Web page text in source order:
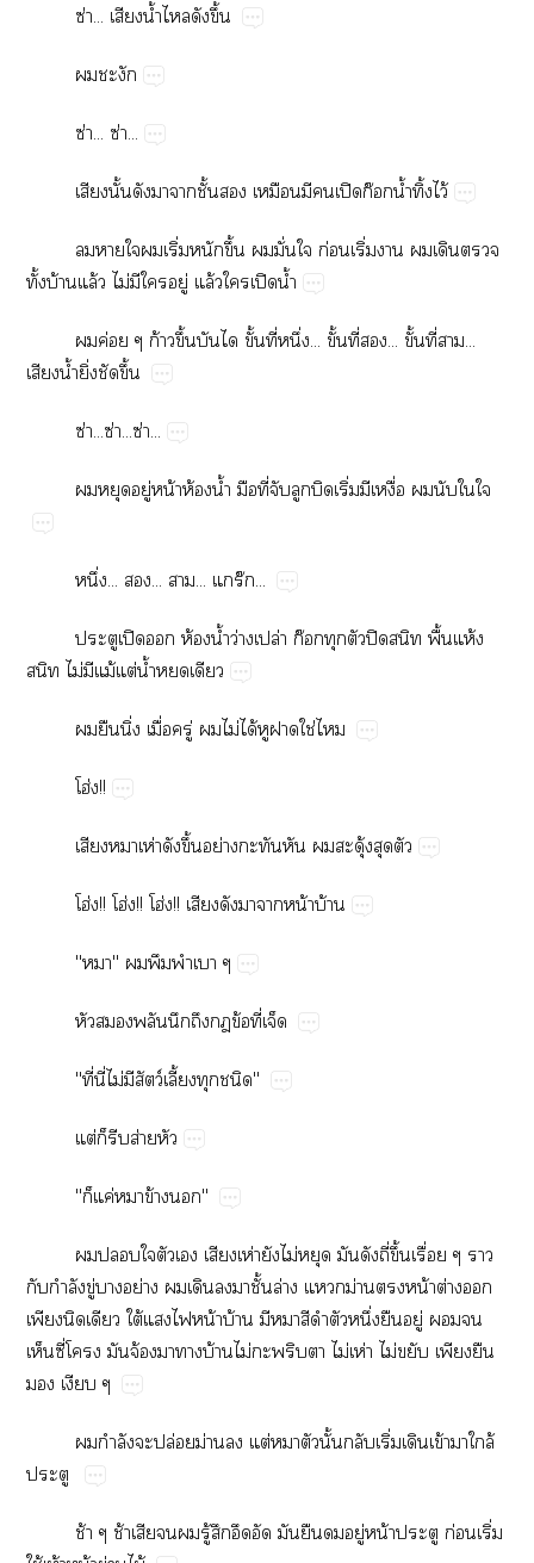
ซ่...​​น้ำ​​​ึ้
​
ซ่...​ซ่...
​ั้​​​​ั้​​​​​ปิ​ก๊​น้ำ​ิ้​ไว้
​​​​ิ่​​ึ้​​ั่​​ก่​ิ่​​​​​
ั้​บ้​ล้​ไม่​​​ู่​ล้​​ปิ​น้ำ
​ค่​ก้​ึ้​​ั้​ี่​ึ่...​ั้​ี่​...​ั้​ี่​...​
​น้ำ​ิ่​​ึ้
ซ่...ซ่...ซ่...
​​ู่​น้​ห้​น้ำ​​ี่​​​​ิ่​​ื่​​​​
ึ่...​...​...​ร๊...
​ปิ​​ห้​น้ำ​ว่​ปล่​ก๊​​​ปิ​​ื้​ห้​
​ไม่​​ม้​ต่​น้ำ​​
​​ิ่​ื่​ู่​​ไม่​ได้​​​ใช่​
โฮ่!!
​​ห่​​ึ้​ย่​​​​​ุ้​​
โฮ่!!​โฮ่!!​โฮ่!!​​​​​น้​บ้
""​​​​
​​​​​​ข้​ี่​
"ี่​ี่​ไม่​​ว์​ี้​​"
ต่​​​ส่​
"​ค่​​ข้​"
​​​​​​ห่​​ไม่​​​​ี่​ึ้​ื่​​
​ำ​ู่​​ย่​​​​​ั้​ล่​​ม่​​น้​ต่​​
​​​ใต้​​​น้​บ้​​​​​​ึ่​​ู่​​​
​ี่​​​จ้​​​บ้​ไม่​​​ไม่​ห่​ไม่​​​​
​
​ำ​​ปล่​ม่​​ต่​​​ั้​​ิ่​​ข้​​ล้​

ช้​ช้​​​​ู้​​​​​​​ู่​น้​​ก่​ิ่​